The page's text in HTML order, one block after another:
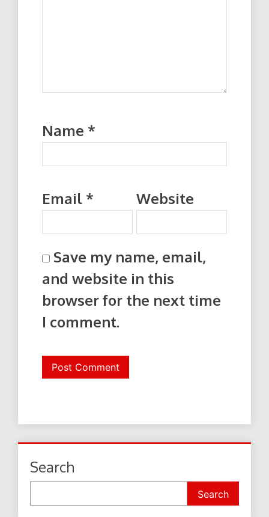
Name *
Email * Website
Save my name, email,
and website in this
browser for the next time
I comment.
Search
Search